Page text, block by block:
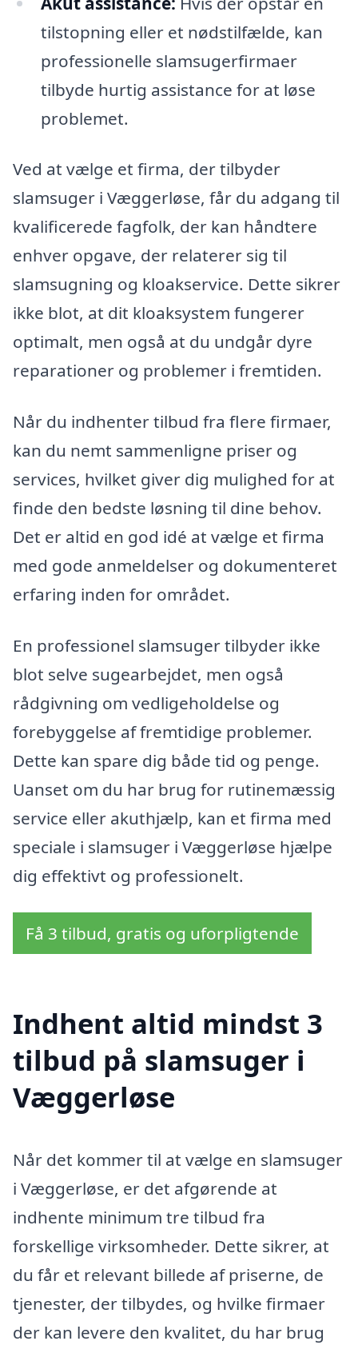
tilstopning eller et nødstilfælde, kan
professionelle slamsugerfirmaer
tilbyde hurtig assistance for at løse
problemet.
Ved at vælge et firma, der tilbyder
slamsuger i Væggerløse, får du adgang til
kvalificerede fagfolk, der kan håndtere
enhver opgave, der relaterer sig til
slamsugning og kloakservice. Dette sikrer
ikke blot, at dit kloaksystem fungerer
optimalt, men også at du undgår dyre
reparationer og problemer i fremtiden.
Når du indhenter tilbud fra flere firmaer,
kan du nemt sammenligne priser og
services, hvilket giver dig mulighed for at
finde den bedste løsning til dine behov.
Det er altid en god idé at vælge et firma
med gode anmeldelser og dokumenteret
erfaring inden for området.
En professionel slamsuger tilbyder ikke
blot selve sugearbejdet, men også
rådgivning om vedligeholdelse og
forebyggelse af fremtidige problemer.
Dette kan spare dig både tid og penge.
Uanset om du har brug for rutinemæssig
service eller akuthjælp, kan et firma med
speciale i slamsuger i Væggerløse hjælpe
dig effektivt og professionelt.
Få 3 tilbud, gratis og uforpligtende
Indhent altid mindst 3
tilbud på slamsuger i
Væggerløse
Når det kommer til at vælge en slamsuger
i Væggerløse, er det afgørende at
indhente minimum tre tilbud fra
forskellige virksomheder. Dette sikrer, at
du får et relevant billede af priserne, de
tjenester, der tilbydes, og hvilke firmaer
der kan levere den kvalitet, du har brug